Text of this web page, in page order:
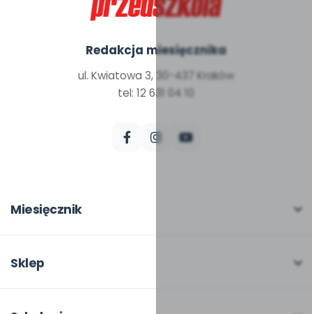
Redakcja miesięcznika
ul. Kwiatowa 3, 30-437 Kraków
tel: 12 631 04 10
Miesięcznik
W numerze
Sklep